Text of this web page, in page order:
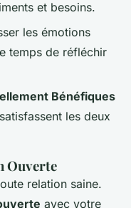
et besoins.
les émotions
temps de réfléchir
Bénéfiques
les deux
Ouverte
relation saine.
avec votre